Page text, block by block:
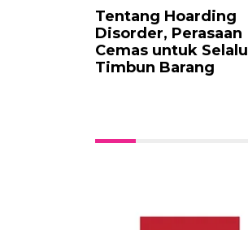
Tentang Hoarding
Disorder, Perasaan
Cemas untuk Selalu
Timbun Barang